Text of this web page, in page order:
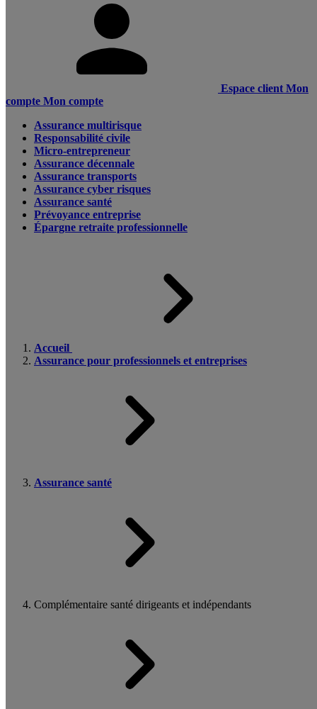
Espace client Mon
compte Mon compte
Assurance multirisque
Responsabilité civile
Micro-entrepreneur
Assurance décennale
Assurance transports
Assurance cyber risques
Assurance santé
Prévoyance entreprise
Épargne retraite professionnelle
Accueil
Assurance pour professionnels et entreprises
Assurance santé
Complémentaire santé dirigeants et indépendants